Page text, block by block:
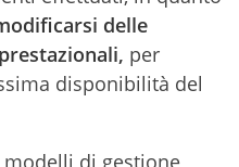
delle
per
disponibilità del
modelli di gestione